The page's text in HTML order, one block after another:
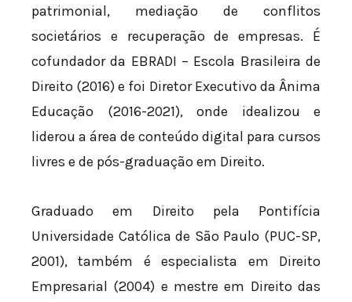
patrimonial, mediação de conflitos
societários e recuperação de empresas. É
cofundador da EBRADI – Escola Brasileira de
Direito (2016) e foi Diretor Executivo da Ânima
Educação (2016-2021), onde idealizou e
liderou a área de conteúdo digital para cursos
livres e de pós-graduação em Direito.
Graduado em Direito pela Pontifícia
Universidade Católica de São Paulo (PUC-SP,
2001), também é especialista em Direito
Empresarial (2004) e mestre em Direito das